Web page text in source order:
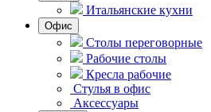
Итальянские кухни
Офис
Столы переговорные
Рабочие столы
Кресла рабочие
Стулья в офис
Аксессуары